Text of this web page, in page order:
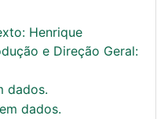
Henrique
e Direção Geral:
dados.
dados.